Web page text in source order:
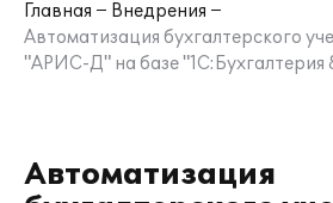
Главная
Внедрения
Автоматизация бухгалтерского
"АРИС-Д" на базе "1С:Бухгалтерия
Автоматизация